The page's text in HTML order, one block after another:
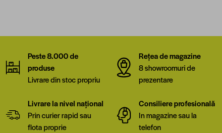
Peste 8.000 de
produse
Livrare din stoc propriu
Rețea de magazine
8 showroomuri de
prezentare
Livrare la nivel național
Prin curier rapid sau
flota proprie
Consiliere profesională
In magazine sau la
telefon